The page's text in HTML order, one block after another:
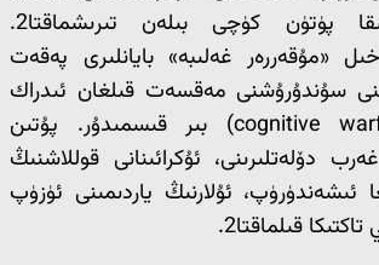
ھېكايىنى سېتىشقا پۈتۈن كۈچى بىلەن تىرىشماقتا2.
«مۇقەررەر غەلىبە» بايانلىرى پەقەت
سۇندۇرۇشنى مەقسەت قىلغان ئىدراك
ئۇرۇشىنىڭ (cognitive warfare) بىر قىسمىدۇر. پۇتىن
غەرب دۆلەتلىرىنى، ئۇكرائىنانى قوللاشنىڭ
ئىشەندۈرۈپ، ئۇلارنىڭ ياردىمىنى ئۈزۈپ
قىلماقتا2.